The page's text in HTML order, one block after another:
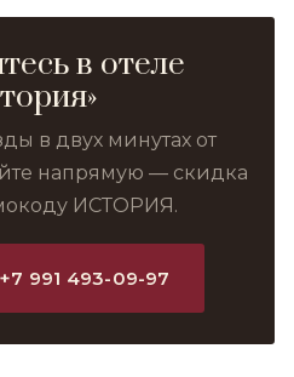
в отеле
в двух минутах от
напрямую — скидка
ИСТОРИЯ.
991 493-09-97